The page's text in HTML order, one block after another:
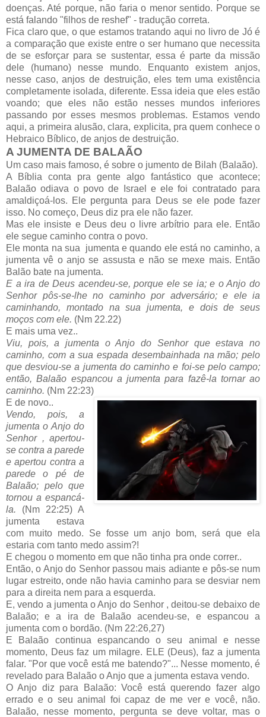
doenças. Até porque, não faria o menor sentido. Porque se
está falando "filhos de reshef" - tradução correta.
Fica claro que, o que estamos tratando aqui no livro de Jó é
a comparação que existe entre o ser humano que necessita
de se esforçar para se sustentar, essa é parte da missão
dele (humano) nesse mundo. Enquanto existem anjos,
nesse caso, anjos de destruição, eles tem uma existência
completamente isolada, diferente. Essa ideia que eles estão
voando; que eles não estão nesses mundos inferiores
passando por esses mesmos problemas. Estamos vendo
aqui, a primeira alusão, clara, explicita, pra quem conhece o
Hebraico Bíblico, de anjos de destruição.
A JUMENTA DE BALAÃO
Um caso mais famoso, é sobre o jumento de Bilah (Balaão).
A Bíblia conta pra gente algo fantástico que acontece;
Balaão odiava o povo de Israel e ele foi contratado para
amaldiçoá-los. Ele pergunta para Deus se ele pode fazer
isso. No começo, Deus diz pra ele não fazer.
Mas ele insiste e Deus deu o livre arbítrio para ele. Então
ele segue caminho contra o povo.
Ele monta na sua jumenta e quando ele está no caminho, a
jumenta vê o anjo se assusta e não se mexe mais. Então
Balão bate na jumenta.
E a ira de Deus acendeu-se, porque ele se ia; e o Anjo do
Senhor pôs-se-lhe no caminho por adversário; e ele ia
caminhando, montado na sua jumenta, e dois de seus
moços com ele. (Nm 22.22)
E mais uma vez..
Viu, pois, a jumenta o Anjo do Senhor que estava no
caminho, com a sua espada desembainhada na mão; pelo
que desviou-se a jumenta do caminho e foi-se pelo campo;
então, Balaão espancou a jumenta para fazê-la tornar ao
caminho. (Nm 22:23)
E de novo..
Vendo, pois, a
jumenta o Anjo do
Senhor , apertou-
se contra a parede
e apertou contra a
parede o pé de
Balaão; pelo que
tornou a espancá-
la. (Nm 22:25) A
jumenta estava
com muito medo. Se fosse um anjo bom, será que ela
estaria com tanto medo assim?!
E chegou o momento em que não tinha pra onde correr..
Então, o Anjo do Senhor passou mais adiante e pôs-se num
lugar estreito, onde não havia caminho para se desviar nem
para a direita nem para a esquerda.
E, vendo a jumenta o Anjo do Senhor , deitou-se debaixo de
Balaão; e a ira de Balaão acendeu-se, e espancou a
jumenta com o bordão. (Nm 22:26,27)
E Balaão continua espancando o seu animal e nesse
momento, Deus faz um milagre. ELE (Deus), faz a jumenta
falar. "Por que você está me batendo?"... Nesse momento, é
revelado para Balaão o Anjo que a jumenta estava vendo.
O Anjo diz para Balaão: Você está querendo fazer algo
errado e o seu animal foi capaz de me ver e você, não.
Balaão, nesse momento, pergunta se deve voltar, mas o